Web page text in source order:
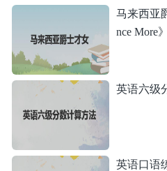
马来西亚
nce More
英语六级
英语口语